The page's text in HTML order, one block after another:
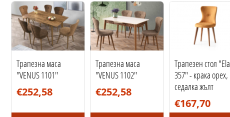
Трапезна маса
''VENUS 1101''
€252,58
Трапезна маса
''VENUS 1102''
€252,58
Трапезен стол "Ela
357" - крака орех,
седалка жълт
€167,70